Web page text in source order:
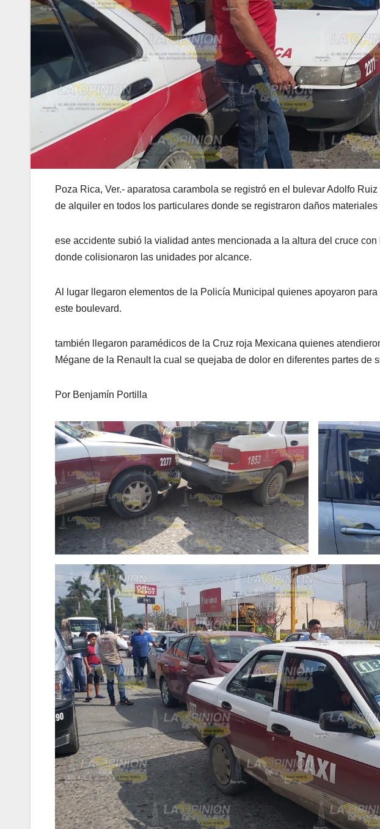
Poza Rica, Ver.- aparatosa carambola se registró en el bulevar Adolfo
de alquiler en todos los particulares donde se registraron daños
ese accidente subió la vialidad antes mencionada a la altura del cruce
donde colisionaron las unidades por alcance.
Al lugar llegaron elementos de la Policía Municipal quienes apoyaron
este boulevard.
también llegaron paramédicos de la Cruz roja Mexicana quienes
Mégane de la Renault la cual se quejaba de dolor en diferentes partes de
Por Benjamín Portilla